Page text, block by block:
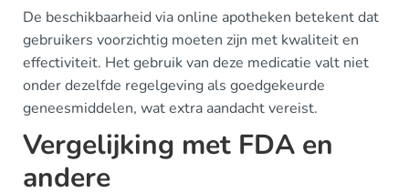
De beschikbaarheid via online apotheken betekent dat
gebruikers voorzichtig moeten zijn met kwaliteit en
effectiviteit. Het gebruik van deze medicatie valt niet
onder dezelfde regelgeving als goedgekeurde
geneesmiddelen, wat extra aandacht vereist.
Vergelijking met FDA en
andere